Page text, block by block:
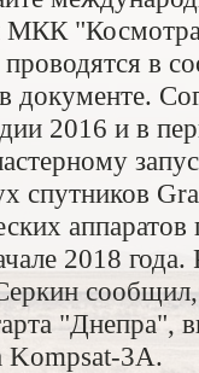
МКК
проводятся в
документе.
2016 и в
спутников
аппаратов
2018 года.
"Днепра",
Kompsat-3A.